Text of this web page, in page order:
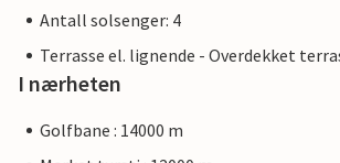
Antall solsenger: 4
Terrasse el. lignende - Overdekket
I nærheten
Golfbane : 14000 m